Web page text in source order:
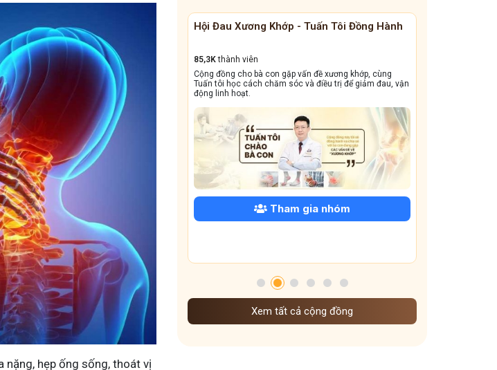
nặng, hẹp ống sống, thoát vị
về
Hội Đau Xương Khớp - Tuấn Tôi Đồng Hành
85,3Kthành viên
Cộng đồng cho bà con gặp vấn đề xương khớp, cùng
Tuấn tôi học cách chăm sóc và điều trị để giảm đau, vận
Cộng Đồng Chữa Bệnh Tai Mũi Họng
Cộng đồng này sẽ giúp bà con đẩy lùi tình trạng ho dai
dẳng, viêm xoang tái phát triền miền, amidan sưng đỏ,...
Xem tất cả cộng đồng